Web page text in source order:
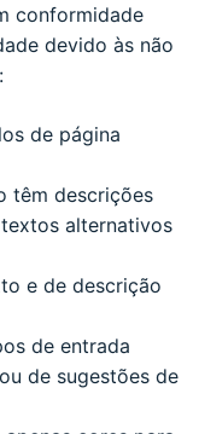
conformidade
devido às não
de página
têm descrições
alternativos
e de descrição
de entrada
de sugestões de